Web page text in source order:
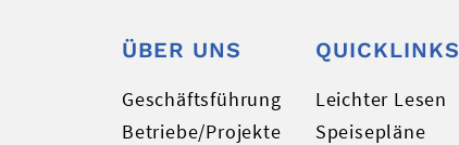
ÜBER UNS
Geschäftsführung
Betriebe/Projekte
QUICKLINKS
Leichter Lesen
Speisepläne